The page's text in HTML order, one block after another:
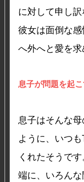
に対して申し訳
彼女は面倒な
へ外へと愛を求
息子が問題を起
息子はそんな
ように、いつ
くれたそうで
端に、いろん